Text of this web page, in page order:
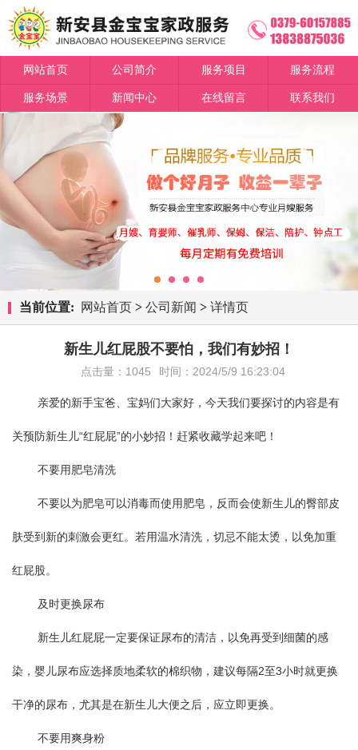
网站首页 公司简介 服务项目 服务流程
服务场景 新闻中心 在线留言 联系我们
当前位置: 网站首页 > 公司新闻 > 详情页
新生儿红屁股不要怕，我们有妙招！
点击量：1045 时间：2024/5/9 16:23:04
亲爱的新手宝爸、宝妈们大家好，今天我们要探讨的内容是有
关预防新生儿“红屁屁”的小妙招！赶紧收藏学起来吧！
不要用肥皂清洗
不要以为肥皂可以消毒而使用肥皂，反而会使新生儿的臀部皮
肤受到新的刺激会更红。若用温水清洗，切忌不能太烫，以免加重
红屁股。
及时更换尿布
新生儿红屁屁一定要保证尿布的清洁，以免再受到细菌的感
染，婴儿尿布应选择质地柔软的棉织物，建议每隔2至3小时就更换
干净的尿布，尤其是在新生儿大便之后，应立即更换。
不要用爽身粉